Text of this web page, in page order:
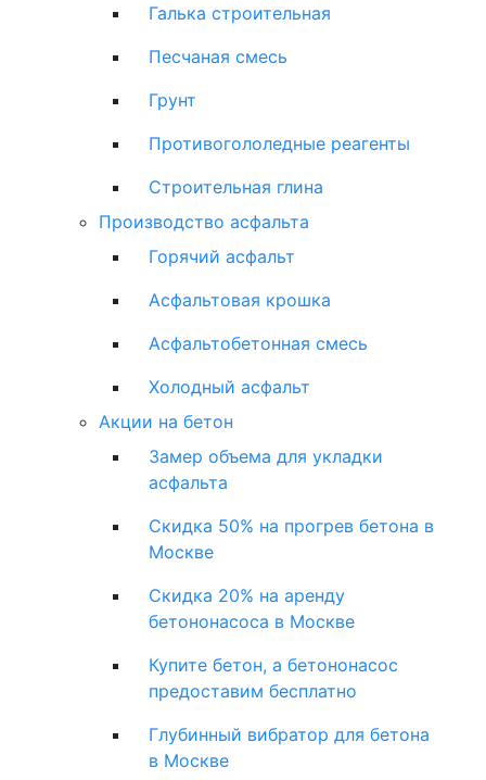
Галька строительная
Песчаная смесь
Грунт
Противогололедные реагенты
Строительная глина
Производство асфальта
Горячий асфальт
Асфальтовая крошка
Асфальтобетонная смесь
Холодный асфальт
Акции на бетон
Замер объема для укладки
асфальта
Скидка 50% на прогрев бетона в
Москве
Скидка 20% на аренду
бетононасоса в Москве
Купите бетон, а бетононасос
предоставим бесплатно
Глубинный вибратор для бетона
в Москве